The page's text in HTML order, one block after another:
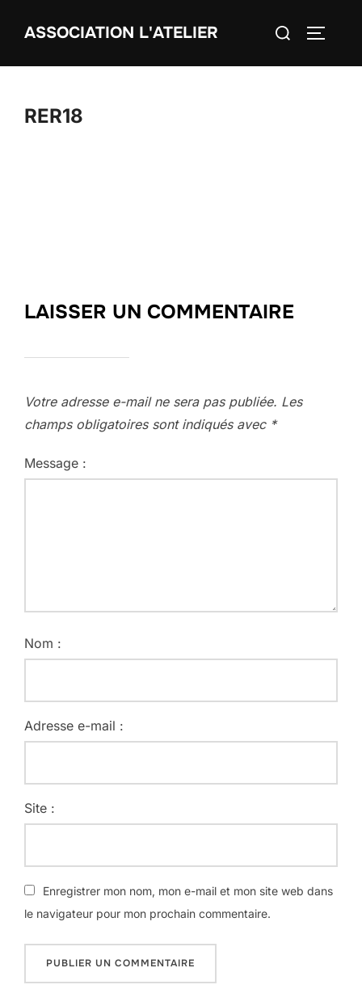
ASSOCIATION L'ATELIER Rechercher :
RER18
LAISSER UN COMMENTAIRE
Votre adresse e-mail ne sera pas publiée. Les
champs obligatoires sont indiqués avec *
Message :
Nom :
Adresse e-mail :
Site :
Enregistrer mon nom, mon e-mail et mon site web dans
le navigateur pour mon prochain commentaire.